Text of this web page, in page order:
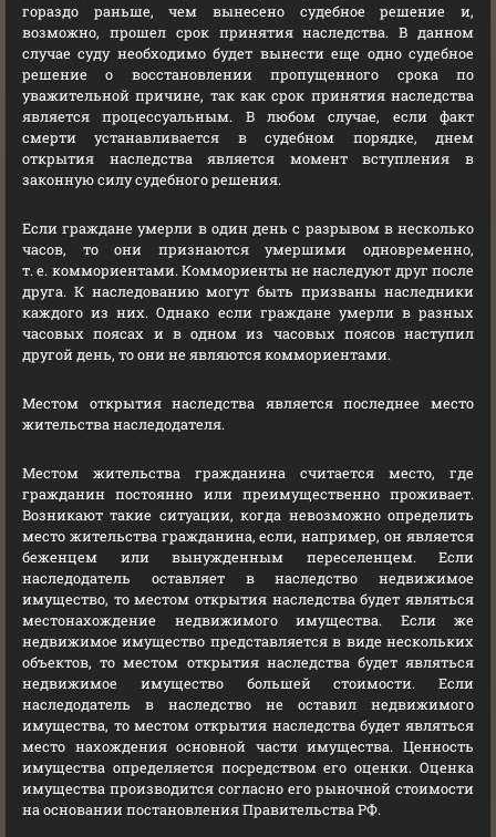
гораздо раньше, чем вынесено судебное решение и,
возможно, прошел срок принятия наследства. В данном
случае суду необходимо будет вынести еще одно судебное
решение о восстановлении пропущенного срока по
уважительной причине, так как срок принятия наследства
является процессуальным. В любом случае, если факт
смерти устанавливается в судебном порядке, днем
открытия наследства является момент вступления в
законную силу судебного решения.
Если граждане умерли в один день с разрывом в несколько
часов, то они признаются умершими одновременно,
т. е. коммориентами. Коммориенты не наследуют друг после
друга. К наследованию могут быть призваны наследники
каждого из них. Однако если граждане умерли в разных
часовых поясах и в одном из часовых поясов наступил
другой день, то они не являются коммориентами.
Местом открытия наследства является последнее место
жительства наследодателя.
Местом жительства гражданина считается место, где
гражданин постоянно или преимущественно проживает.
Возникают такие ситуации, когда невозможно определить
место жительства гражданина, если, например, он является
беженцем или вынужденным переселенцем. Если
наследодатель оставляет в наследство недвижимое
имущество, то местом открытия наследства будет являться
местонахождение недвижимого имущества. Если же
недвижимое имущество представляется в виде нескольких
объектов, то местом открытия наследства будет являться
недвижимое имущество большей стоимости. Если
наследодатель в наследство не оставил недвижимого
имущества, то местом открытия наследства будет являться
место нахождения основной части имущества. Ценность
имущества определяется посредством его оценки. Оценка
имущества производится согласно его рыночной стоимости
на основании постановления Правительства РФ.